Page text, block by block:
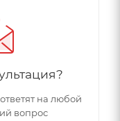
на любой
вопрос